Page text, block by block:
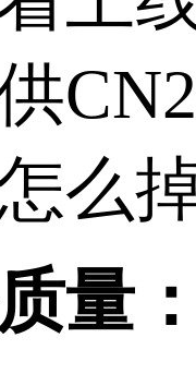
么
：